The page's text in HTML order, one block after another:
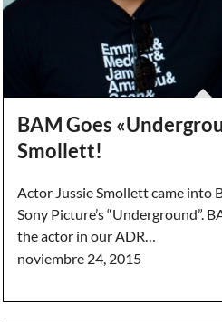
BAM Goes
Smollett!
Actor Jussie Smollett came into
Sony Picture’s “Underground”.
the actor in our ADR…
noviembre 24, 2015